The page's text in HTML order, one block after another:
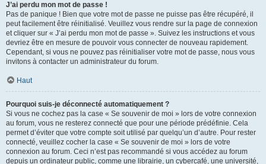
J’ai perdu mon mot de passe !
Pas de panique ! Bien que votre mot de passe ne puisse pas être récupéré, il
peut facilement être réinitialisé. Veuillez vous rendre sur la page de connexion
et cliquer sur « J’ai perdu mon mot de passe ». Suivez les instructions et vous
devriez être en mesure de pouvoir vous connecter de nouveau rapidement.
Cependant, si vous ne pouvez pas réinitialiser votre mot de passe, nous vous
invitons à contacter un administrateur du forum.
Haut
Pourquoi suis-je déconnecté automatiquement ?
Si vous ne cochez pas la case « Se souvenir de moi » lors de votre connexion
au forum, vous ne resterez connecté que pour une période prédéfinie. Cela
permet d’éviter que votre compte soit utilisé par quelqu’un d’autre. Pour rester
connecté, veuillez cocher la case « Se souvenir de moi » lors de votre
connexion au forum. Ceci n’est pas recommandé si vous accédez au forum
depuis un ordinateur public, comme une librairie, un cybercafé, une université,